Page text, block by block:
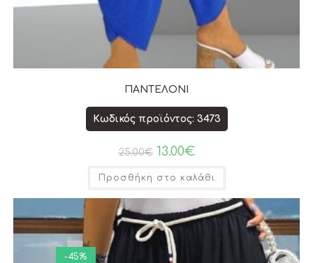
ΠΑΝΤΕΛΟΝΙ
Κωδικός προϊόντος: 3473
25.00€ 13.00€
Προσθήκη στο καλάθι
-45%